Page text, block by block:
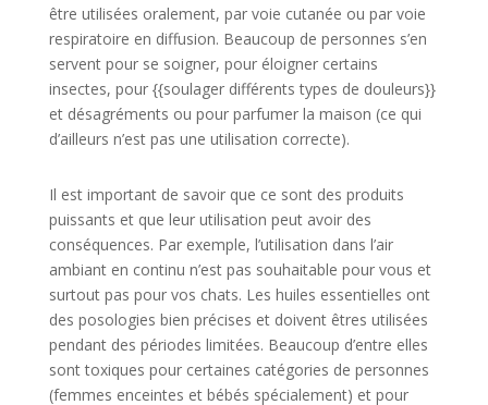
être utilisées oralement, par voie cutanée ou par voie
respiratoire en diffusion. Beaucoup de personnes s’en
servent pour se soigner, pour éloigner certains
insectes, pour {{soulager différents types de douleurs}}
et désagréments ou pour parfumer la maison (ce qui
d’ailleurs n’est pas une utilisation correcte).
Il est important de savoir que ce sont des produits
puissants et que leur utilisation peut avoir des
conséquences. Par exemple, l’utilisation dans l’air
ambiant en continu n’est pas souhaitable pour vous et
surtout pas pour vos chats. Les huiles essentielles ont
des posologies bien précises et doivent êtres utilisées
pendant des périodes limitées. Beaucoup d’entre elles
sont toxiques pour certaines catégories de personnes
(femmes enceintes et bébés spécialement) et pour